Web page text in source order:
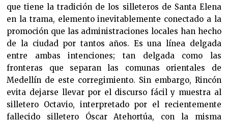
que tiene la tradición de los silleteros de Santa Elena
en la trama, elemento inevitablemente conectado a la
promoción que las administraciones locales han hecho
de la ciudad por tantos años. Es una línea delgada
entre ambas intenciones; tan delgada como las
fronteras que separan las comunas orientales de
Medellín de este corregimiento. Sin embargo, Rincón
evita dejarse llevar por el discurso fácil y muestra al
silletero Octavio, interpretado por el recientemente
fallecido silletero Óscar Atehortúa, con la misma